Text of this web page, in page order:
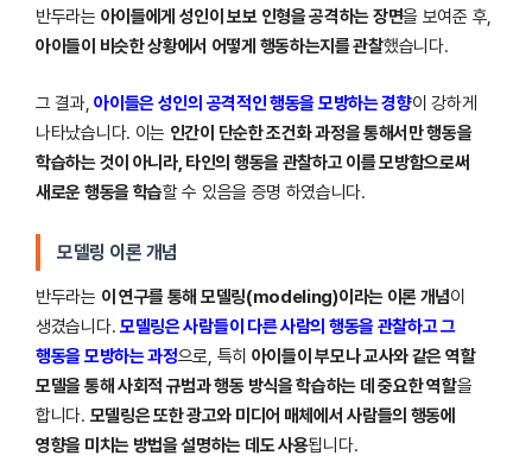
반두라는 아이들에게 성인이 보보 인형을 공격하는 장면을 보여준 후,
아이들이 비슷한 상황에서 어떻게 행동하는지를 관찰했습니다.
그 결과,아이들은 성인의 공격적인 행동을 모방하는 경향이 강하게
나타났습니다. 이는 인간이 단순한 조건화 과정을 통해서만 행동을
학습하는 것이 아니라, 타인의 행동을 관찰하고 이를 모방함으로써
새로운 행동을 학습할 수 있음을 증명 하였습니다.
모델링 이론 개념
반두라는 이 연구를 통해 모델링(modeling)이라는 이론 개념이
생겼습니다. 모델링은 사람들이 다른 사람의 행동을 관찰하고 그
행동을 모방하는 과정으로, 특히 아이들이 부모나 교사와 같은 역할
모델을 통해 사회적 규범과 행동 방식을 학습하는 데 중요한 역할을
합니다. 모델링은 또한 광고와 미디어 매체에서 사람들의 행동에
영향을 미치는 방법을 설명하는 데도 사용됩니다.